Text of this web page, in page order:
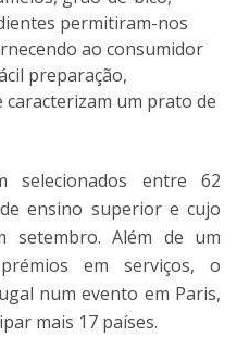
permitiram-nos
ao consumidor
preparação,
um prato de
selecionados entre 62
ensino superior e cujo
setembro. Além de um
em serviços, o
num evento em Paris,
mais 17 países.